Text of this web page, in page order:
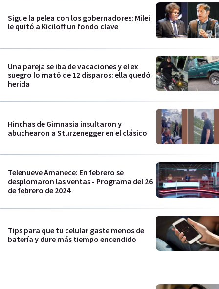
Sigue la pelea con los gobernadores: Milei
le quitó a Kiciloff un fondo clave
Una pareja se iba de vacaciones y el ex
suegro lo mató de 12 disparos: ella quedó
herida
Hinchas de Gimnasia insultaron y
abuchearon a Sturzenegger en el clásico
Telenueve Amanece: En febrero se
desplomaron las ventas - Programa del 26
de febrero de 2024
Tips para que tu celular gaste menos de
batería y dure más tiempo encendido